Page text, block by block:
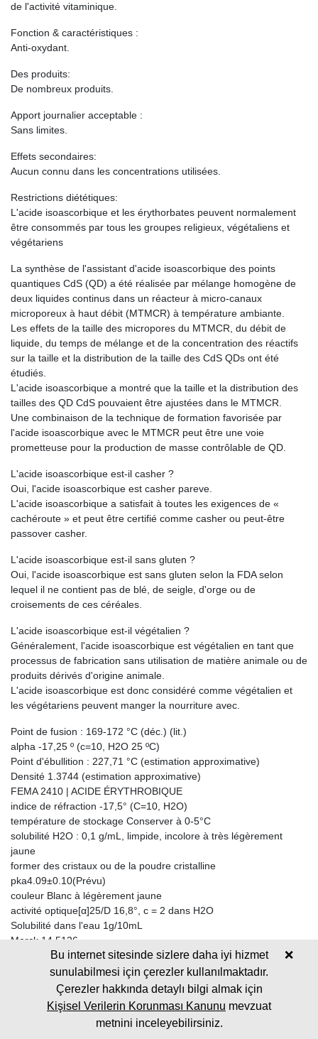
de l'activité vitaminique.
Fonction & caractéristiques :
Anti-oxydant.
Des produits:
De nombreux produits.
Apport journalier acceptable :
Sans limites.
Effets secondaires:
Aucun connu dans les concentrations utilisées.
Restrictions diététiques:
L'acide isoascorbique et les érythorbates peuvent normalement
être consommés par tous les groupes religieux, végétaliens et
végétariens
La synthèse de l'assistant d'acide isoascorbique des points
quantiques CdS (QD) a été réalisée par mélange homogène de
deux liquides continus dans un réacteur à micro-canaux
microporeux à haut débit (MTMCR) à température ambiante.
Les effets de la taille des micropores du MTMCR, du débit de
liquide, du temps de mélange et de la concentration des réactifs
sur la taille et la distribution de la taille des CdS QDs ont été
étudiés.
L'acide isoascorbique a montré que la taille et la distribution des
tailles des QD CdS pouvaient être ajustées dans le MTMCR.
Une combinaison de la technique de formation favorisée par
l'acide isoascorbique avec le MTMCR peut être une voie
prometteuse pour la production de masse contrôlable de QD.
L'acide isoascorbique est-il casher ?
Oui, l'acide isoascorbique est casher pareve.
L'acide isoascorbique a satisfait à toutes les exigences de «
cachéroute » et peut être certifié comme casher ou peut-être
passover casher.
L'acide isoascorbique est-il sans gluten ?
Oui, l'acide isoascorbique est sans gluten selon la FDA selon
lequel il ne contient pas de blé, de seigle, d'orge ou de
croisements de ces céréales.
L'acide isoascorbique est-il végétalien ?
Généralement, l'acide isoascorbique est végétalien en tant que
processus de fabrication sans utilisation de matière animale ou de
produits dérivés d'origine animale.
L'acide isoascorbique est donc considéré comme végétalien et
les végétariens peuvent manger la nourriture avec.
Point de fusion : 169-172 °C (déc.) (lit.)
alpha -17,25 º (c=10, H2O 25 ºC)
Point d'ébullition : 227,71 °C (estimation approximative)
Densité 1.3744 (estimation approximative)
FEMA 2410 | ACIDE ÉRYTHROBIQUE
indice de réfraction -17,5° (C=10, H2O)
température de stockage Conserver à 0-5°C
solubilité H2O : 0,1 g/mL, limpide, incolore à très légèrement
jaune
former des cristaux ou de la poudre cristalline
pka4.09±0.10(Prévu)
couleur Blanc à légèrement jaune
activité optique[α]25/D 16,8°, c = 2 dans H2O
Solubilité dans l'eau 1g/10mL
Merck 14 5126
BRN 84271
Stabilité : Stable. Combustible.
Incompatible avec les métaux chimiquement actifs, l'aluminium, le
zinc, le cuivre, le magnésium, les bases fortes, les agents
oxydants forts.
InChIKey CIWBSHSKHKDKBQ-JLAZNSOCSA-N
Bu internet sitesinde sizlere daha iyi hizmet
sunulabilmesi için çerezler kullanılmaktadır.
Çerezler hakkında detaylı bilgi almak için
Kişisel Verilerin Korunması Kanunu mevzuat
metnini inceleyebilirsiniz.
❌